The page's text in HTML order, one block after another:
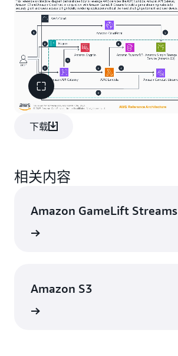
下载
相关内容
Amazon GameLift Streams
Amazon S3